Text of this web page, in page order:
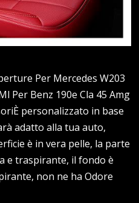
Per Mercedes W203
Per Benz 190e Cla 45 Amg
personalizzato in base
adatto alla tua auto,
è in vera pelle, la parte
e traspirante, il fondo è
non ne ha Odore